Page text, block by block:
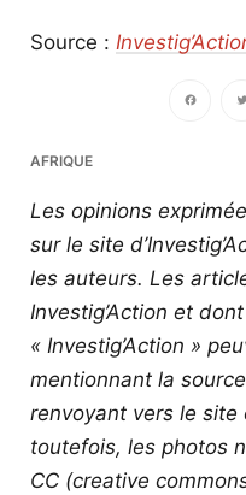
Source :
AFRIQUE
Les opinions
sur le site
les auteurs. Les
Investig’Action et
« Investig’Action »
mentionnant la
renvoyant vers le site
toutefois, les photos
CC (creative